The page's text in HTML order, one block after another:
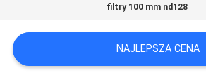
WYCENĘ
SITEMAP
filtry 100 mm nd128
NAJLEPSZA CENA